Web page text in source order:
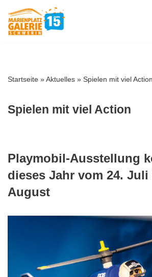
Zum
Startseite »Aktuelles » Spielen mit viel Action
Spielen mit viel Action
Playmobil-Ausstellung
dieses Jahr vom 24. Juli
August